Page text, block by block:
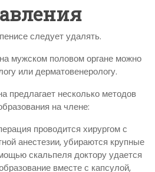
следует удалять.
мужском половом органе можно
или дерматовенерологу.
предлагает несколько методов
на члене:
проводится хирургом с
анестезии, убираются крупные
скальпеля доктору удается
вместе с капсулой,